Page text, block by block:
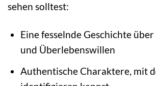
sehen solltest:
Eine fesselnde Geschichte
und Überlebenswillen
Authentische Charaktere, mit